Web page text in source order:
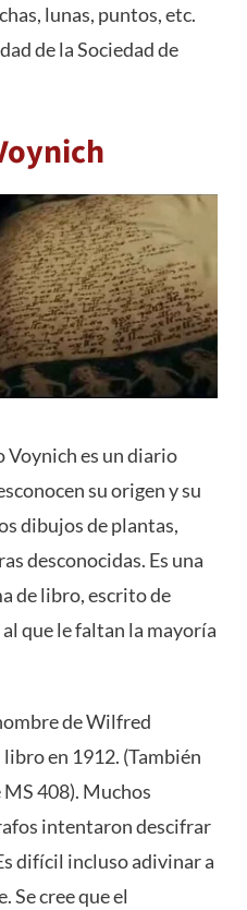
lunas, puntos, etc.
de la Sociedad de
Voynich es un diario
su origen y su
dibujos de plantas,
desconocidas. Es una
de libro, escrito de
que le faltan la mayoría
de Wilfred
en 1912. (También
MS 408). Muchos
intentaron descifrar
difícil incluso adivinar a
Se cree que el